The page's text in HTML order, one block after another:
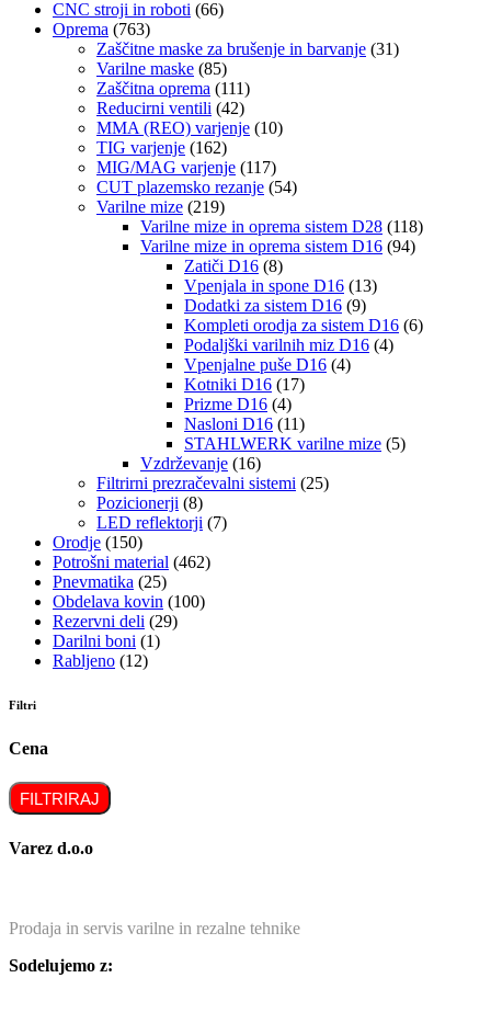
CNC stroji in roboti (66)
Oprema (763)
Zaščitne maske za brušenje in barvanje (31)
Varilne maske (85)
Zaščitna oprema (111)
Reducirni ventili (42)
MMA (REO) varjenje (10)
TIG varjenje (162)
MIG/MAG varjenje (117)
CUT plazemsko rezanje (54)
Varilne mize (219)
Varilne mize in oprema sistem D28 (118)
Varilne mize in oprema sistem D16 (94)
Zatiči D16 (8)
Vpenjala in spone D16 (13)
Dodatki za sistem D16 (9)
Kompleti orodja za sistem D16 (6)
Podaljški varilnih miz D16 (4)
Vpenjalne puše D16 (4)
Kotniki D16 (17)
Prizme D16 (4)
Nasloni D16 (11)
STAHLWERK varilne mize (5)
Vzdrževanje (16)
Filtrirni prezračevalni sistemi (25)
Pozicionerji (8)
LED reflektorji (7)
Orodje (150)
Potrošni material (462)
Pnevmatika (25)
Obdelava kovin (100)
Rezervni deli (29)
Darilni boni (1)
Rabljeno (12)
Filtri
Cena
FILTRIRAJ
Varez d.o.o
Prodaja in servis varilne in rezalne tehnike
Sodelujemo z: